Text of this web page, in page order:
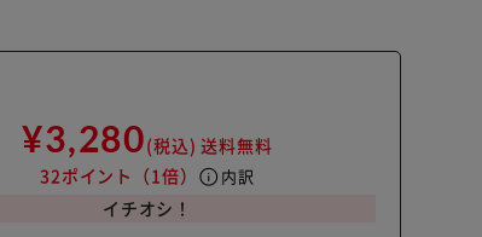
¥3,280(税込) 送料無料
32ポイント （1倍） info 内訳
イチオシ！